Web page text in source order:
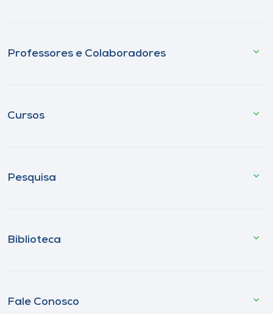
Professores e Colaboradores
Cursos
Pesquisa
Biblioteca
Fale Conosco